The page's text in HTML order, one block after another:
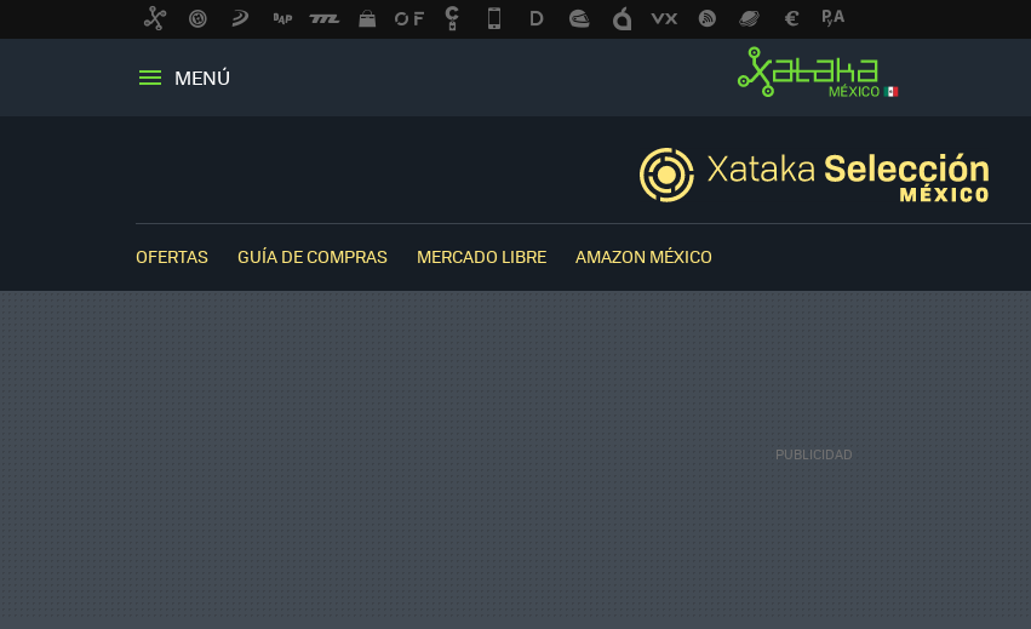
MENÚ
OFERTAS GUÍA DE COMPRAS MERCADO LIBRE AMAZON MÉXICO